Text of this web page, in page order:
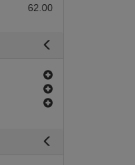
62.00
есть
есть
есть